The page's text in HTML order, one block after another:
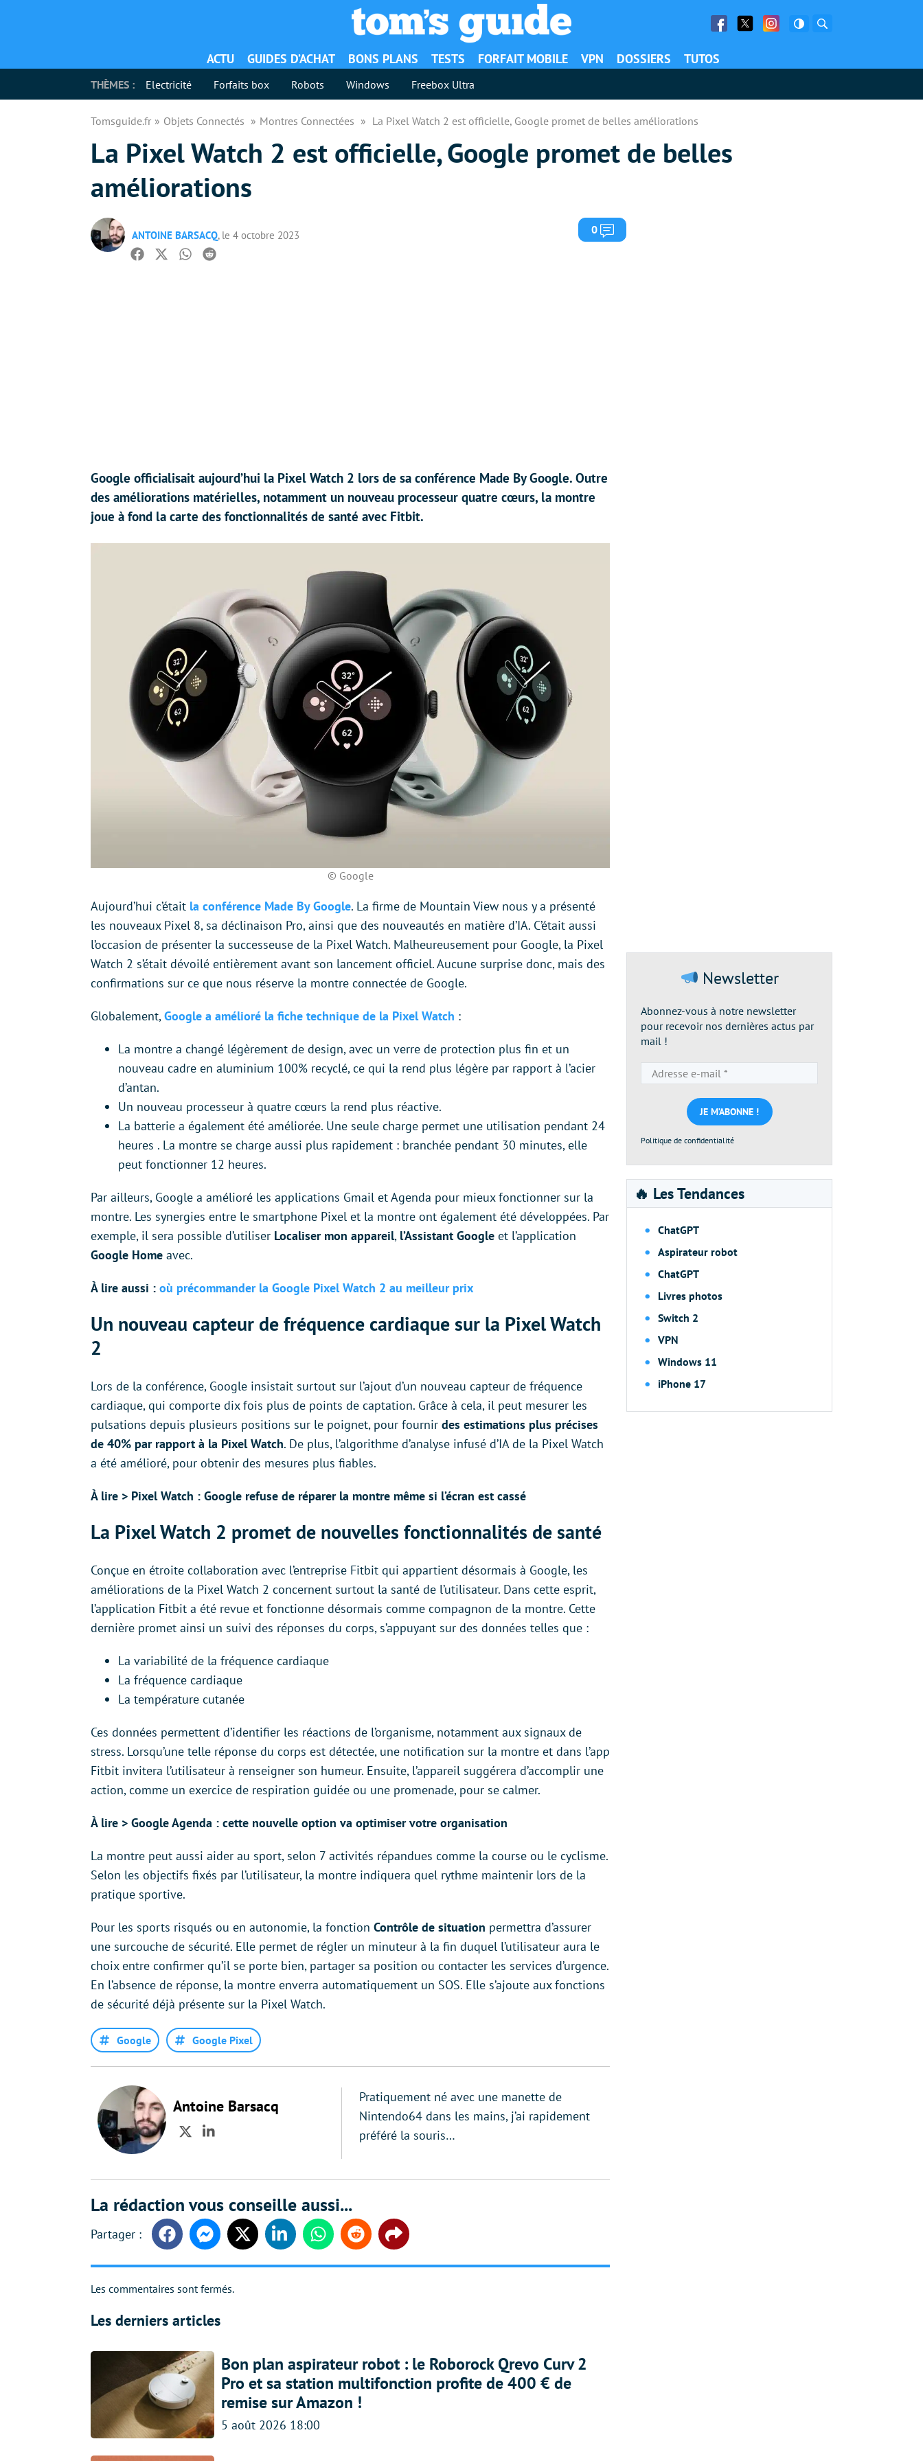
Facebook
Twitter Facebook
ACTU GUIDES D’ACHAT BONS PLANS TESTS FORFAIT MOBILE VPN DOSSIERS TUTOS
THÈMES : Electricité Forfaits box Robots Windows Freebox Ultra
Tomsguide.fr Objets Connectés Montres Connectées La Pixel Watch 2 est officielle, Google promet de belles améliorations
La Pixel Watch 2 est officielle, Google promet de belles
améliorations
ANTOINE BARSACQ, le 4 octobre 2023 0 Commentaires
Facebook
TwitterWhatsapp
Reddit
Google officialisait aujourd’hui la Pixel Watch 2 lors de sa conférence Made By Google. Outre
des améliorations matérielles, notamment un nouveau processeur quatre cœurs, la montre
joue à fond la carte des fonctionnalités de santé avec Fitbit.
© Google
Aujourd’hui c’était la conférence Made By Google. La firme de Mountain View nous y a présenté
les nouveaux Pixel 8, sa déclinaison Pro, ainsi que des nouveautés en matière d’IA. C’était aussi
l’occasion de présenter la successeuse de la Pixel Watch. Malheureusement pour Google, la Pixel
Watch 2 s’était dévoilé entièrement avant son lancement officiel. Aucune surprise donc, mais des
confirmations sur ce que nous réserve la montre connectée de Google.
Globalement, Google a amélioré la fiche technique de la Pixel Watch :
La montre a changé légèrement de design, avec un verre de protection plus fin et un
nouveau cadre en aluminium 100% recyclé, ce qui la rend plus légère par rapport à l’acier
d’antan.
Un nouveau processeur à quatre cœurs la rend plus réactive.
La batterie a également été améliorée. Une seule charge permet une utilisation pendant 24
heures . La montre se charge aussi plus rapidement : branchée pendant 30 minutes, elle
peut fonctionner 12 heures.
Par ailleurs, Google a amélioré les applications Gmail et Agenda pour mieux fonctionner sur la
montre. Les synergies entre le smartphone Pixel et la montre ont également été développées. Par
exemple, il sera possible d’utiliser Localiser mon appareil, l’Assistant Google et l’application
Google Home avec.
À lire aussi : où précommander la Google Pixel Watch 2 au meilleur prix
Un nouveau capteur de fréquence cardiaque sur la Pixel Watch
2
Lors de la conférence, Google insistait surtout sur l’ajout d’un nouveau capteur de fréquence
cardiaque, qui comporte dix fois plus de points de captation. Grâce à cela, il peut mesurer les
pulsations depuis plusieurs positions sur le poignet, pour fournir des estimations plus précises
de 40% par rapport à la Pixel Watch. De plus, l’algorithme d’analyse infusé d’IA de la Pixel Watch
a été amélioré, pour obtenir des mesures plus fiables.
À lire > Pixel Watch : Google refuse de réparer la montre même si l’écran est cassé
La Pixel Watch 2 promet de nouvelles fonctionnalités de santé
Conçue en étroite collaboration avec l’entreprise Fitbit qui appartient désormais à Google, les
améliorations de la Pixel Watch 2 concernent surtout la santé de l’utilisateur. Dans cette esprit,
l’application Fitbit a été revue et fonctionne désormais comme compagnon de la montre. Cette
dernière promet ainsi un suivi des réponses du corps, s’appuyant sur des données telles que :
La variabilité de la fréquence cardiaque
La fréquence cardiaque
La température cutanée
Ces données permettent d’identifier les réactions de l’organisme, notamment aux signaux de
stress. Lorsqu’une telle réponse du corps est détectée, une notification sur la montre et dans l’app
Fitbit invitera l’utilisateur à renseigner son humeur. Ensuite, l’appareil suggérera d’accomplir une
action, comme un exercice de respiration guidée ou une promenade, pour se calmer.
À lire > Google Agenda : cette nouvelle option va optimiser votre organisation
La montre peut aussi aider au sport, selon 7 activités répandues comme la course ou le cyclisme.
Selon les objectifs fixés par l’utilisateur, la montre indiquera quel rythme maintenir lors de la
pratique sportive.
Pour les sports risqués ou en autonomie, la fonction Contrôle de situation permettra d’assurer
une surcouche de sécurité. Elle permet de régler un minuteur à la fin duquel l’utilisateur aura le
choix entre confirmer qu’il se porte bien, partager sa position ou contacter les services d’urgence.
En l’absence de réponse, la montre enverra automatiquement un SOS. Elle s’ajoute aux fonctions
de sécurité déjà présente sur la Pixel Watch.
Google Google Pixel
Antoine Barsacq
TwitterLinkedIn
Pratiquement né avec une manette de
Nintendo64 dans les mains, j’ai rapidement
préféré la souris…
La rédaction vous conseille aussi...
FacebookMessengerTwitter LinkedinWhatsappReddit Share
Les commentaires sont fermés.
Les derniers articles
Bon plan aspirateur robot : le Roborock Qrevo Curv 2
Pro et sa station multifonction profite de 400 € de
remise sur Amazon !
5 août 2026 18:00
Newsletter
Abonnez-vous à notre newsletter
pour recevoir nos dernières actus par
mail !
e-
mail
*
Politique de confidentialité
🔥 Les Tendances
ChatGPT
Aspirateur robot
ChatGPT
Livres photos
Switch 2
VPN
Windows 11
iPhone 17